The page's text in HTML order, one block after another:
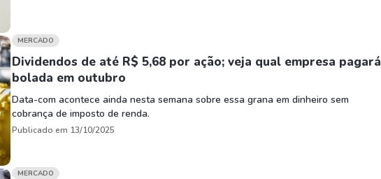
MERCADO
Dividendos de até R$ 5,68 por ação; veja qual empresa pagará
bolada em outubro
Data-com acontece ainda nesta semana sobre essa grana em dinheiro sem
cobrança de imposto de renda.
Publicado em 13/10/2025
MERCADO